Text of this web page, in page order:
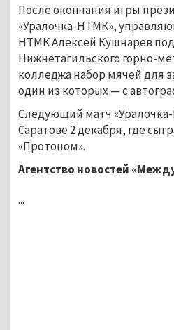
После окончания игры
«Уралочка-НТМК»,
НТМК Алексей Кушнарев
Нижнетагильского горно-
колледжа набор мячей для
один из которых —с
Следующий матч
Саратове 2 декабря, где
«Протоном».
Агентство новостей
...